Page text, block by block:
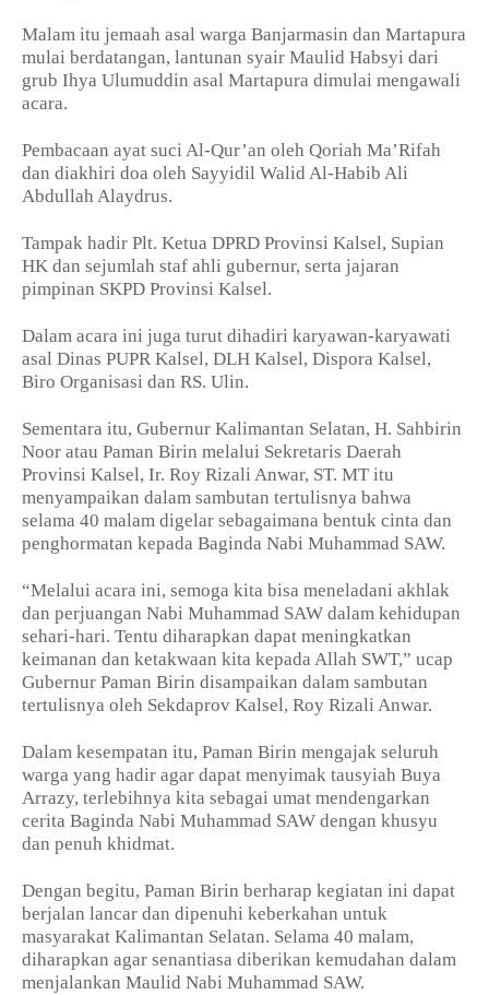
Malam itu jemaah asal warga Banjarmasin dan Martapura
mulai berdatangan, lantunan syair Maulid Habsyi dari
grub Ihya Ulumuddin asal Martapura dimulai mengawali
acara.
Pembacaan ayat suci Al-Qur’an oleh Qoriah Ma’Rifah
dan diakhiri doa oleh Sayyidil Walid Al-Habib Ali
Abdullah Alaydrus.
Tampak hadir Plt. Ketua DPRD Provinsi Kalsel, Supian
HK dan sejumlah staf ahli gubernur, serta jajaran
pimpinan SKPD Provinsi Kalsel.
Dalam acara ini juga turut dihadiri karyawan-karyawati
asal Dinas PUPR Kalsel, DLH Kalsel, Dispora Kalsel,
Biro Organisasi dan RS. Ulin.
Sementara itu, Gubernur Kalimantan Selatan, H. Sahbirin
Noor atau Paman Birin melalui Sekretaris Daerah
Provinsi Kalsel, Ir. Roy Rizali Anwar, ST. MT itu
menyampaikan dalam sambutan tertulisnya bahwa
selama 40 malam digelar sebagaimana bentuk cinta dan
penghormatan kepada Baginda Nabi Muhammad SAW.
“Melalui acara ini, semoga kita bisa meneladani akhlak
dan perjuangan Nabi Muhammad SAW dalam kehidupan
sehari-hari. Tentu diharapkan dapat meningkatkan
keimanan dan ketakwaan kita kepada Allah SWT,” ucap
Gubernur Paman Birin disampaikan dalam sambutan
tertulisnya oleh Sekdaprov Kalsel, Roy Rizali Anwar.
Dalam kesempatan itu, Paman Birin mengajak seluruh
warga yang hadir agar dapat menyimak tausyiah Buya
Arrazy, terlebihnya kita sebagai umat mendengarkan
cerita Baginda Nabi Muhammad SAW dengan khusyu
dan penuh khidmat.
Dengan begitu, Paman Birin berharap kegiatan ini dapat
berjalan lancar dan dipenuhi keberkahan untuk
masyarakat Kalimantan Selatan. Selama 40 malam,
diharapkan agar senantiasa diberikan kemudahan dalam
menjalankan Maulid Nabi Muhammad SAW.